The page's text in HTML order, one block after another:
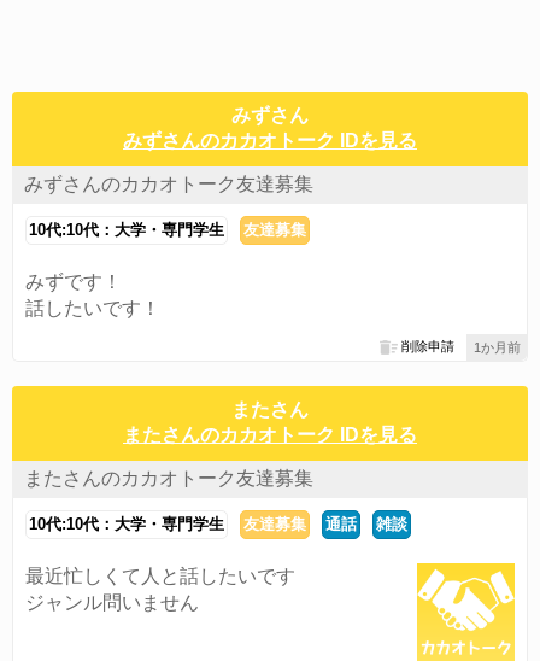
みずさん
みずさんのカカオトーク IDを見る
みずさんのカカオトーク友達募集
10代:10代：大学・専門学生 友達募集
みずです！
話したいです！
1か月前
削除申請
またさん
またさんのカカオトーク IDを見る
またさんのカカオトーク友達募集
10代:10代：大学・専門学生 友達募集 通話 雑談
最近忙しくて人と話したいです
ジャンル問いません